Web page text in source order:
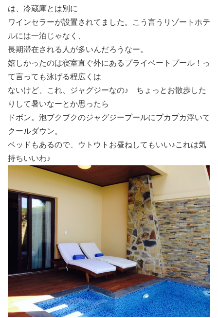
は、冷蔵庫とは別に
ワインセラーが設置されてました。こう言うリゾートホテ
ルには一泊じゃなく、
長期滞在される人が多いんだろうなー。
嬉しかったのは寝室直ぐ外にあるプライベートプール！っ
て言っても泳げる程広くは
ないけど、これ、ジャグジーなの♪ ちょっとお散歩した
りして暑いなーとか思ったら
ドボン。泡ブクブクのジャグジープールにプカプカ浮いて
クールダウン。
ベッドもあるので、ウトウトお昼ねしてもいい♪これは気
持ちいいわ♪